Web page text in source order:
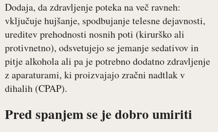
Dodaja, da zdravljenje poteka na več ravneh:
vključuje hujšanje, spodbujanje telesne dejavnosti,
ureditev prehodnosti nosnih poti (kirurško ali
protivnetno), odsvetujejo se jemanje sedativov in
pitje alkohola ali pa je potrebno dodatno zdravljenje
z aparaturami, ki proizvajajo zračni nadtlak v
dihalih (CPAP).
Pred spanjem se je dobro umiriti